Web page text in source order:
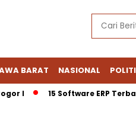
BARAT NASIONAL
15 Software ERP Terbaik